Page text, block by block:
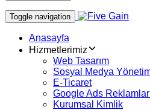
Toggle navigation
Anasayfa
Hizmetlerimiz
Web Tasarım
Sosyal Medya
E-Ticaret
Google Ads
Kurumsal Kimlik